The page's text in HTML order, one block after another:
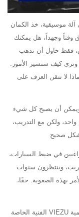
موسيقية، خذ الكمان
وقتاً وجهداً، هل يمكنك
فقط حاول أن تذهب
كيف ستسير الأمور.
لا تتقن العزف على
أن يصبح كل شيء
ولكن مع التدريب،
صحيح
في ضبط السيارات،
وينتظرون سنوات
بهذه الصعوبة. حقًا،
في أكاديمية VIEZU الفنية الخاصة